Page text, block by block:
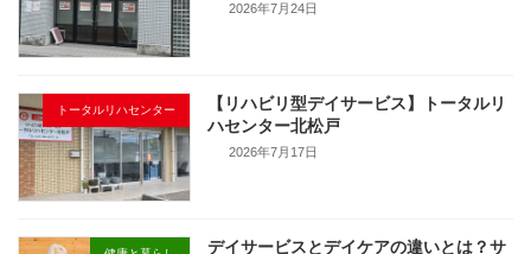
2026年7月24日
トータルリハセンター
【リハビリ型デイサービス】トータルリ
ハセンター北松戸
2026年7月17日
デイサービスとデイケアの違いとは？サ